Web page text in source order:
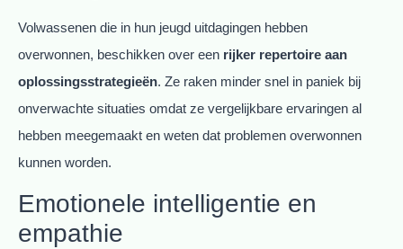
Volwassenen die in hun jeugd uitdagingen hebben
overwonnen, beschikken over een rijker repertoire aan
oplossingsstrategieën. Ze raken minder snel in paniek bij
onverwachte situaties omdat ze vergelijkbare ervaringen al
hebben meegemaakt en weten dat problemen overwonnen
kunnen worden.
Emotionele intelligentie en
empathie